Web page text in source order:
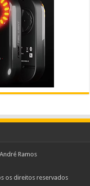
André Ramos
os direitos reservados